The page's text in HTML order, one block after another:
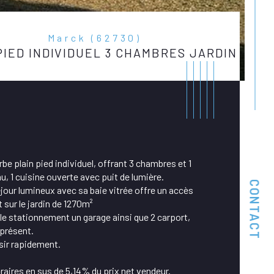
CONTACT
Marck (62730)
INDIVIDUEL 3 CHAMBRES JARDIN
Valeurs
de pièces
plain pied individuel, offrant 3 chambres et 1
1 cuisine ouverte avec puit de lumière.
lumineux avec sa baie vitrée offre un accès
sur le jardin de 1270m²
stationnement un garage ainsi que 2 carport,
rapidement.
en sus de 5,14% du prix net vendeur.